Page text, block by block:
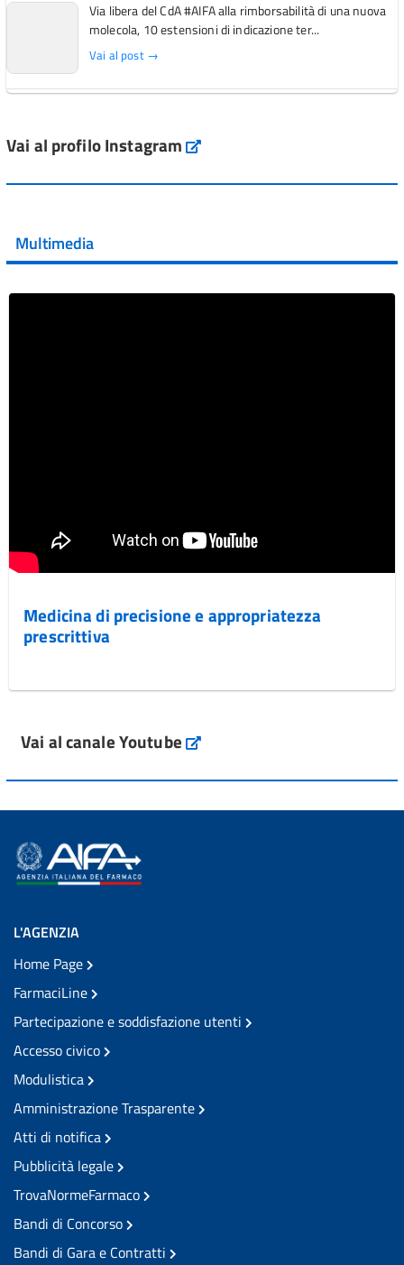
Via libera del CdA #AIFA alla rimborsabilità di una nuova
molecola, 10 estensioni di indicazione ter...
Vai al post →
Vai al post →
Vai al post →
Vai al profilo Instagram Instagram
Multimedia
Medicina di precisione e appropriatezza
prescrittiva
Vai al canale Youtube
L'AGENZIA
Home Page
FarmaciLine
Partecipazione e soddisfazione utenti
Accesso civico
Modulistica
Amministrazione Trasparente
Atti di notifica
Pubblicità legale
TrovaNormeFarmaco
Bandi di Concorso
Bandi di Gara e Contratti